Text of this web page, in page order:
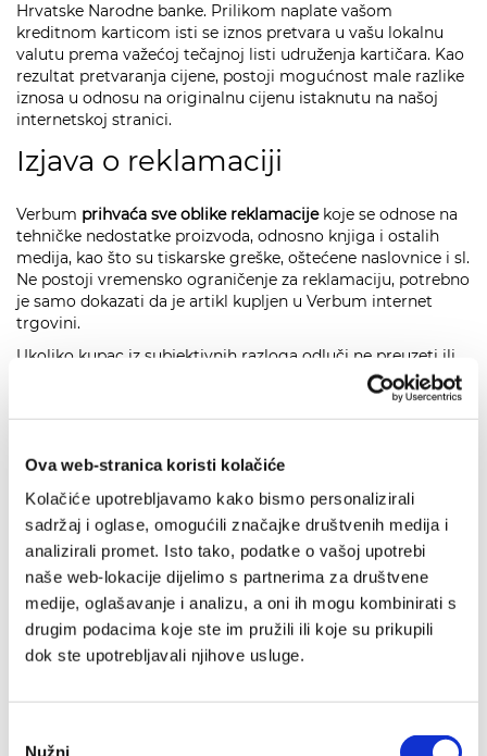
Ova web-stranica koristi kolačiće
Kolačiće upotrebljavamo kako bismo personalizirali
sadržaj i oglase, omogućili značajke društvenih medija i
analizirali promet. Isto tako, podatke o vašoj upotrebi
naše web-lokacije dijelimo s partnerima za društvene
medije, oglašavanje i analizu, a oni ih mogu kombinirati s
drugim podacima koje ste im pružili ili koje su prikupili
dok ste upotrebljavali njihove usluge.
Nužni
Hrvatske Narodne banke. Prilikom naplate vašom
kreditnom karticom isti se iznos pretvara u vašu lokalnu
valutu prema važećoj tečajnoj listi udruženja kartičara. Kao
rezultat pretvaranja cijene, postoji mogućnost male razlike
iznosa u odnosu na originalnu cijenu istaknutu na našoj
internetskoj stranici.
Izjava o reklamaciji
Verbum prihvaća sve oblike reklamacijekoje se odnose na
tehničke nedostatke proizvoda, odnosno knjiga i ostalih
medija, kao što su tiskarske greške, oštećene naslovnice i sl.
Ne postoji vremensko ograničenje za reklamaciju, potrebno
je samo dokazati da je artikl kupljen u Verbum internet
trgovini.
Ukoliko kupac iz subjektivnih razloga odluči ne preuzeti ili
vratiti naručenu pošiljku, dužan je preuzeti trošak dostave
proizvoda, a iznos troška naručenih knjiga će mu biti
vraćen na račun s kojeg je izvršena naplata (u slučaju
općom uplatnicom).
Pravo na jednostrani raskid
ugovora
Ugovor koji Kupac sklapa s VERBUMOM za kupoprodaju
proizvoda i usluga je jednokratan ugovor o kupoprodaji
proizvoda ili usluga koji je konzumiran isporukom robe ili
usluge od strane VERBUMA te izvršenim plaćanjem od
jednostrano raskinuti ugovor u roku od 14 dana od datuma